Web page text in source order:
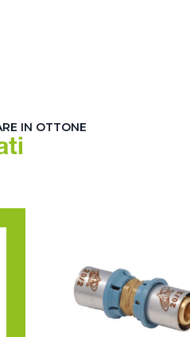
IN OTTONE